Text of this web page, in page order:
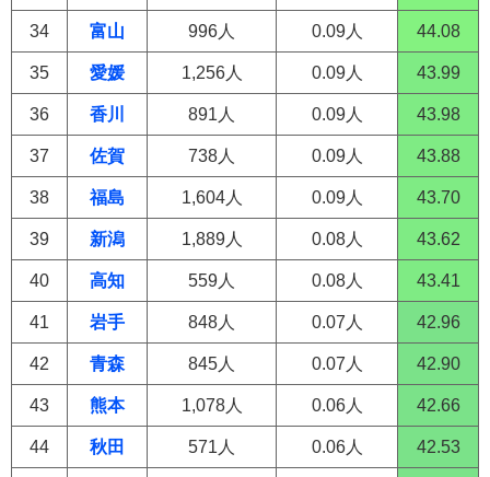
34 富山 996人 0.09人 44.08
35 愛媛 1,256人 0.09人 43.99
36 香川 891人 0.09人 43.98
37 佐賀 738人 0.09人 43.88
38 福島 1,604人 0.09人 43.70
39 新潟 1,889人 0.08人 43.62
40 高知 559人 0.08人 43.41
41 岩手 848人 0.07人 42.96
42 青森 845人 0.07人 42.90
43 熊本 1,078人 0.06人 42.66
44 秋田 571人 0.06人 42.53